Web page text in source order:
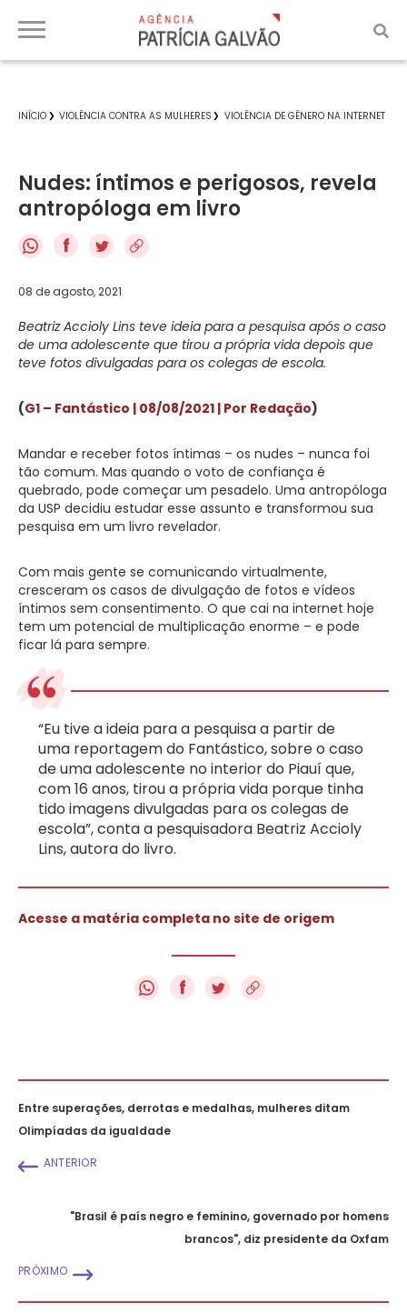
INÍCIO VIOLÊNCIA CONTRA AS MULHERES VIOLÊNCIA DE GÊNERO NA INTERNET
Nudes: íntimos e perigosos, revela
antropóloga em livro
f
08 de agosto, 2021
Beatriz Accioly Lins teve ideia para a pesquisa após o caso
de uma adolescente que tirou a própria vida depois que
teve fotos divulgadas para os colegas de escola.
(G1 – Fantástico | 08/08/2021 | Por Redação)
Mandar e receber fotos íntimas – os nudes – nunca foi
tão comum. Mas quando o voto de confiança é
quebrado, pode começar um pesadelo. Uma antropóloga
da USP decidiu estudar esse assunto e transformou sua
pesquisa em um livro revelador.
Com mais gente se comunicando virtualmente,
cresceram os casos de divulgação de fotos e vídeos
íntimos sem consentimento. O que cai na internet hoje
tem um potencial de multiplicação enorme – e pode
ficar lá para sempre.
“Eu tive a ideia para a pesquisa a partir de
uma reportagem do Fantástico, sobre o caso
de uma adolescente no interior do Piauí que,
com 16 anos, tirou a própria vida porque tinha
tido imagens divulgadas para os colegas de
escola”, conta a pesquisadora Beatriz Accioly
Lins, autora do livro.
Acesse a matéria completa no site de origem
f
Entre superações, derrotas e medalhas, mulheres ditam
Olimpíadas da igualdade
ANTERIOR
"Brasil é país negro e feminino, governado por homens
brancos", diz presidente da Oxfam
PRÓXIMO